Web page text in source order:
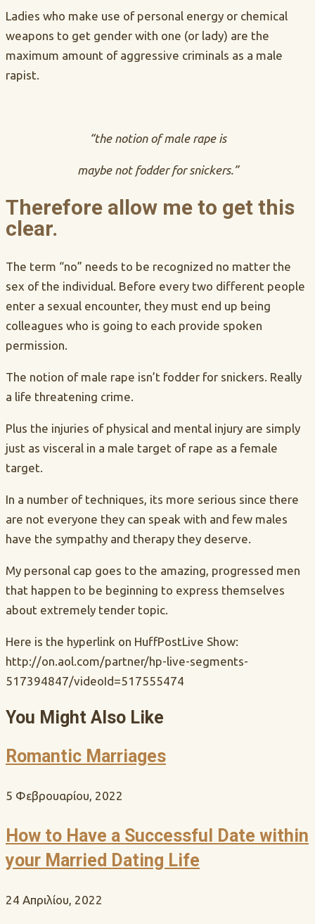
Ladies who make use of personal energy or chemical
weapons to get gender with one (or lady) are the
maximum amount of aggressive criminals as a male
rapist.
“the notion of male rape is
maybe not fodder for snickers.”
Therefore allow me to get this
clear.
The term “no” needs to be recognized no matter the
sex of the individual. Before every two different people
enter a sexual encounter, they must end up being
colleagues who is going to each provide spoken
permission.
The notion of male rape isn’t fodder for snickers. Really
a life threatening crime.
Plus the injuries of physical and mental injury are simply
just as visceral in a male target of rape as a female
target.
In a number of techniques, its more serious since there
are not everyone they can speak with and few males
have the sympathy and therapy they deserve.
My personal cap goes to the amazing, progressed men
that happen to be beginning to express themselves
about extremely tender topic.
Here is the hyperlink on HuffPostLive Show:
http://on.aol.com/partner/hp-live-segments-
517394847/videoId=517555474
You Might Also Like
Romantic Marriages
5 Φεβρουαρίου, 2022
How to Have a Successful Date within
your Married Dating Life
24 Απριλίου, 2022